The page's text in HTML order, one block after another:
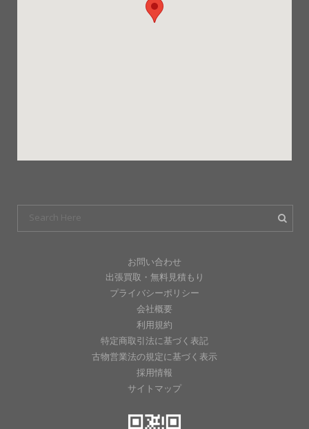
お問い合わせ
出張買取・無料見積もり
プライバシーポリシー
会社概要
利用規約
特定商取引法に基づく表記
古物営業法の規定に基づく表示
採用情報
サイトマップ